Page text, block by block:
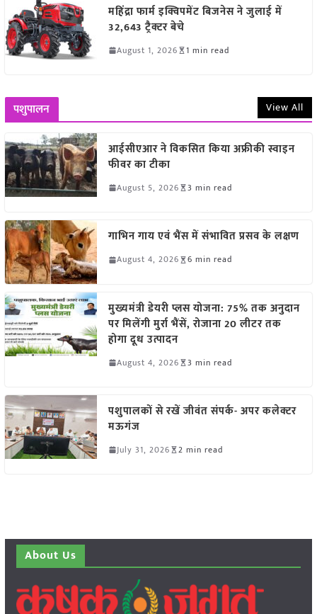
महिंद्रा फार्म इक्विपमेंट बिजनेस ने जुलाई में
32,643 ट्रैक्टर बेचे
August 1, 2026 1 min read
पशुपालन View All
आईसीएआर ने विकसित किया अफ्रीकी स्वाइन
फीवर का टीका
August 5, 2026 3 min read
गाभिन गाय एवं भैंस में संभावित प्रसव के लक्षण
August 4, 2026 6 min read
मुख्यमंत्री डेयरी प्लस योजना: 75% तक अनुदान
पर मिलेंगी मुर्रा भैंसें, रोजाना 20 लीटर तक
होगा दूध उत्पादन
August 4, 2026 3 min read
पशुपालकों से रखें जीवंत संपर्क- अपर कलेक्टर
मऊगंज
July 31, 2026 2 min read
About Us